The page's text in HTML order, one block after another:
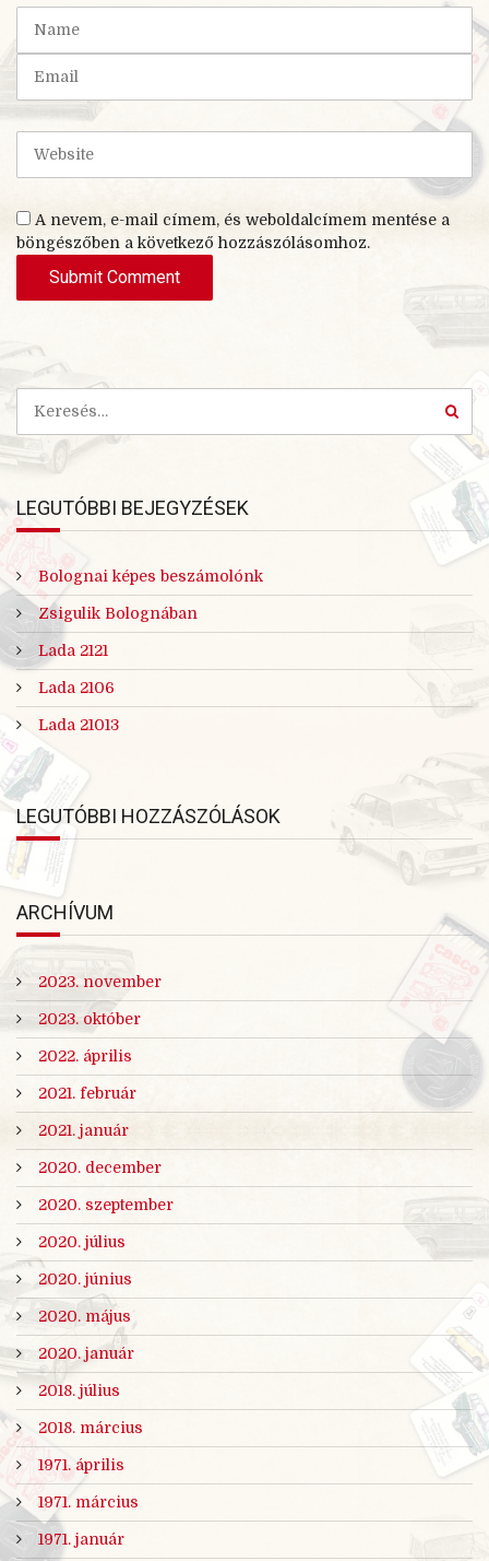
*
i
s
i
t
A nevem, e-mail címem, és weboldalcímem mentése a
böngészőben a következő hozzászólásomhoz.
LEGUTÓBBI BEJEGYZÉSEK
Bolognai képes beszámolónk
Zsigulik Bolognában
Lada 2121
Lada 2106
Lada 21013
LEGUTÓBBI HOZZÁSZÓLÁSOK
ARCHÍVUM
2023. november
2023. október
2022. április
2021. február
2021. január
2020. december
2020. szeptember
2020. július
2020. június
2020. május
2020. január
2018. július
2018. március
1971. április
1971. március
1971. január